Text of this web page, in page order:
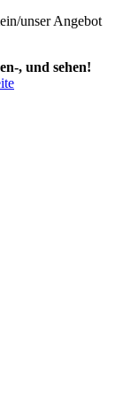
unser Angebot
, und sehen!